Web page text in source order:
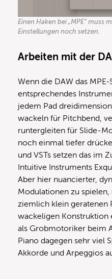
Einen Haken bei „MPE“ muss
Einstellungen noch setzen.
Arbeiten mit der
Wenn die DAW das
entsprechendes
jedem Pad
wackeln für Pitchbend,
runtergleiten für Slide-
noch einmal tiefer
und VSTs setzen das im
Intuitive Instruments
Aber hier nuancierter,
Modulationen zu
ziemlich klein geratenen
wackeligen Konstruktion
als Grobmotoriker beim
Piano dagegen sehr viel
Akkorde und Arpeggios